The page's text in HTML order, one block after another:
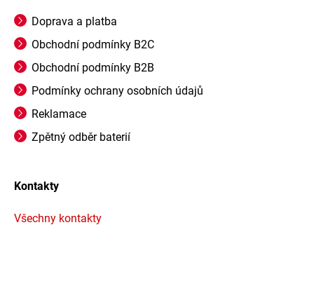
Doprava a platba
Obchodní podmínky B2C
Obchodní podmínky B2B
Podmínky ochrany osobních údajů
Reklamace
Zpětný odběr baterií
Kontakty
Všechny kontakty